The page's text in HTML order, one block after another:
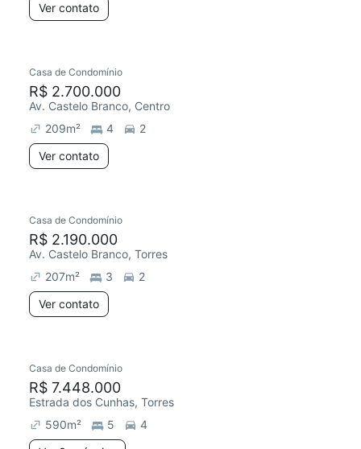
Ver contato
Casa de Condomínio
R$ 2.700.000
Av. Castelo Branco, Centro
209m² 4
2
Ver contato
Casa de Condomínio
R$ 2.190.000
Av. Castelo Branco, Torres
207m² 3
2
Ver contato
Casa de Condomínio
R$ 7.448.000
Estrada dos Cunhas, Torres
590m² 5
4